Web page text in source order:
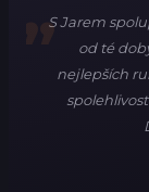
S Jarem
od té
nejlepších